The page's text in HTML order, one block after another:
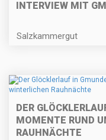
INTERVIEW MIT
Salzkammergut
DER
MOMENTE RUND
RAUHNÄCHTE